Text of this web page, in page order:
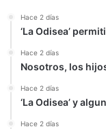
Hace 2 días
‘La Odisea’
Hace 2 días
Nosotros, los
Hace 2 días
‘La Odisea’ y
Hace 2 días